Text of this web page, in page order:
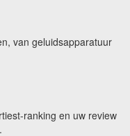
van geluidsapparatuur
ranking en uw review